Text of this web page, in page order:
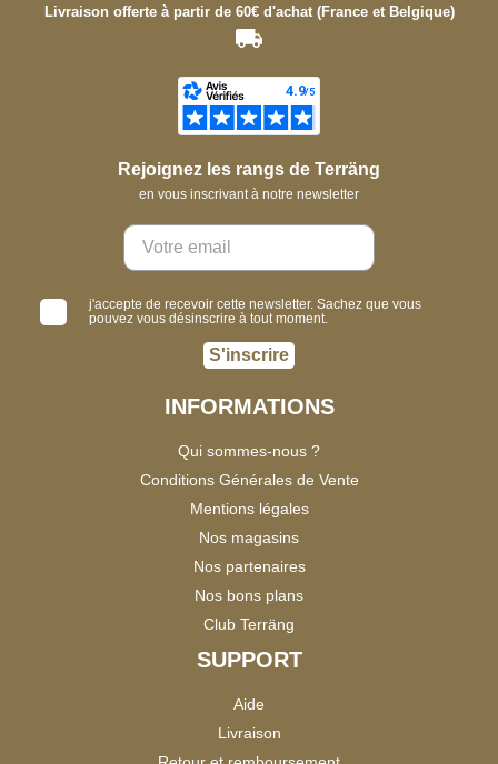
Livraison offerte à partir de 60€ d'achat (France et Belgique)
Rejoignez les rangs de Terräng
en vous inscrivant à notre newsletter
j'accepte de recevoir cette newsletter. Sachez que vous
pouvez vous désinscrire à tout moment.
S'inscrire
INFORMATIONS
Qui sommes-nous ?
Conditions Générales de Vente
Mentions légales
Nos magasins
Nos partenaires
Nos bons plans
Club Terräng
SUPPORT
Aide
Livraison